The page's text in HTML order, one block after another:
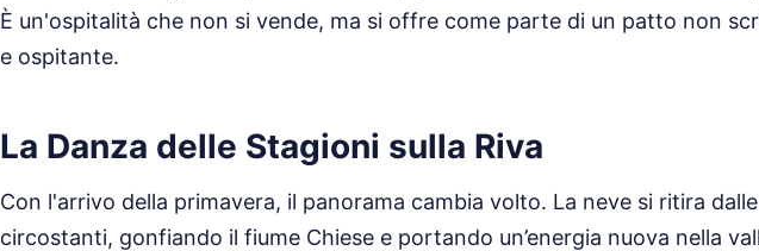
È un'ospitalità che non si vende, ma si offre come parte di un patto non
e ospitante.
La Danza delle Stagioni sulla Riva
Con l'arrivo della primavera, il panorama cambia volto. La neve si ritira
circostanti, gonfiando il fiume Chiese e portando un’energia nuova nella